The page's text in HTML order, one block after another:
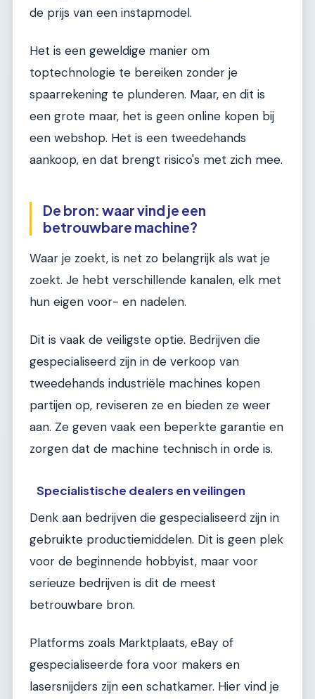
de prijs van een instapmodel.
Het is een geweldige manier om
toptechnologie te bereiken zonder je
spaarrekening te plunderen. Maar, en dit is
een grote maar, het is geen online kopen bij
een webshop. Het is een tweedehands
aankoop, en dat brengt risico's met zich mee.
De bron: waar vind je een
betrouwbare machine?
Waar je zoekt, is net zo belangrijk als wat je
zoekt. Je hebt verschillende kanalen, elk met
hun eigen voor- en nadelen.
Dit is vaak de veiligste optie. Bedrijven die
gespecialiseerd zijn in de verkoop van
tweedehands industriële machines kopen
partijen op, reviseren ze en bieden ze weer
aan. Ze geven vaak een beperkte garantie en
zorgen dat de machine technisch in orde is.
Specialistische dealers en veilingen
Denk aan bedrijven die gespecialiseerd zijn in
gebruikte productiemiddelen. Dit is geen plek
voor de beginnende hobbyist, maar voor
serieuze bedrijven is dit de meest
betrouwbare bron.
Platforms zoals Marktplaats, eBay of
gespecialiseerde fora voor makers en
lasersnijders zijn een schatkamer. Hier vind je